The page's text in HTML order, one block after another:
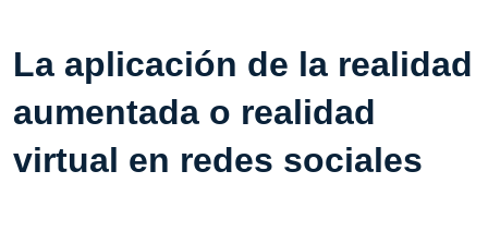
La aplicación de la realidad
aumentada o realidad
virtual en redes sociales